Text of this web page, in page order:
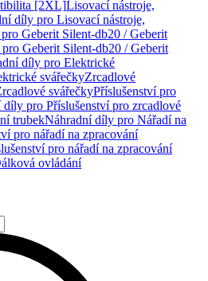
[2XL]Lisovací nástroje,
díly pro Lisovací nástroje,
Geberit Silent-db20 / Geberit
Geberit Silent-db20 / Geberit
díly pro Elektrické
svářečkyZrcadlové
svářečkyPříslušenství pro
díly pro Příslušenství pro zrcadlové
trubekNáhradní díly pro Nářadí na
pro nářadí na zpracování
pro nářadí na zpracování
ovládání